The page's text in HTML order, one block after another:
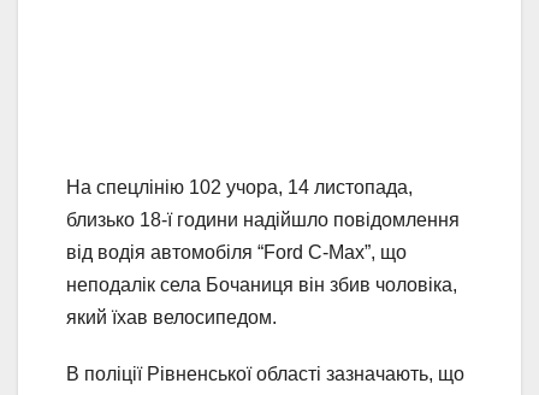
На спецлінію 102 учора, 14 листопада,
близько 18-ї години надійшло повідомлення
від водія автомобіля “Ford C-Max”, що
неподалік села Бочаниця він збив чоловіка,
який їхав велосипедом.
В поліції Рівненської області зазначають, що